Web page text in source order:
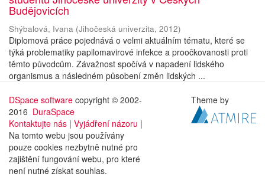
Budějovicích
Shýbalová, Ivana (Jihočeská univerzita, 2012)
Diplomová práce pojednává o velmi aktuálním tématu, které se
týká problematiky papilomavirové infekce a proočkovanosti proti
těmto původcům. Závažnost spočívá v napadení lidského
organismus a následném působení změn lidských ...
DSpace software copyright © 2002-
2016 DuraSpace
Kontaktujte nás | Vyjádření názoru |
Na tomto webu jsou používány
pouze cookies nezbytně nutné pro
zajištění fungování webu, pro které
není nutné získat souhlas.
Theme by